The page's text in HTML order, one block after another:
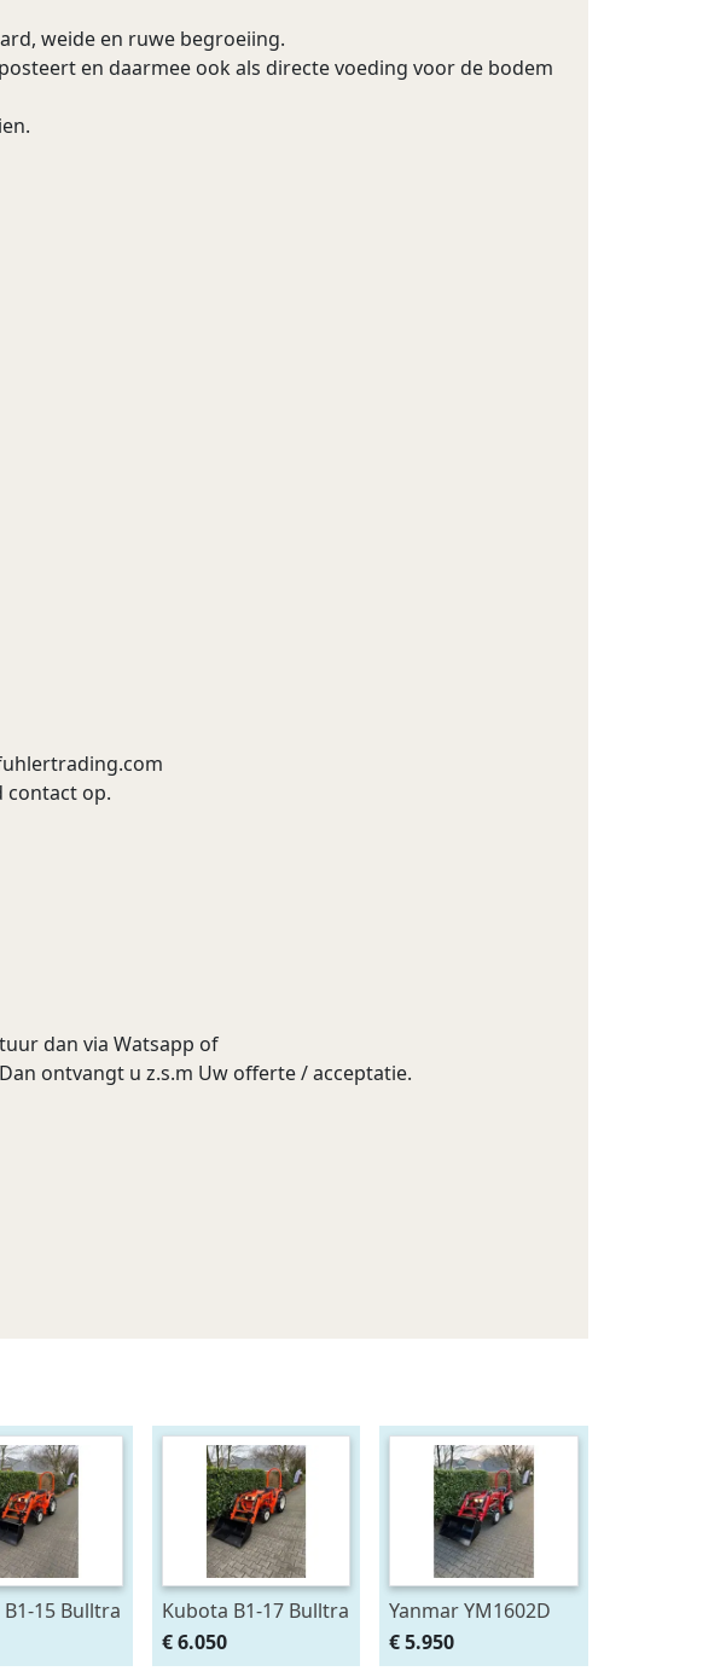
weide en ruwe begroeiing.
en daarmee ook als directe voeding voor de bodem
contact op.
dan via Watsapp of
ontvangt u z.s.m Uw offerte / acceptatie.
15 Bulltra
al
per
Kubota B1-17 Bulltra
met voorlader, al
vanaf € 99,- per
€ 6.050
Yanmar YM1602D
met voorlader, al
vanaf € 99,- per
€ 5.950